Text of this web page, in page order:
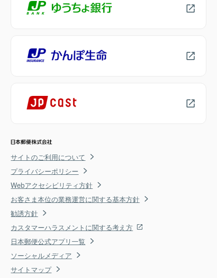
サイトのご利用について
プライバシーポリシー
Webアクセシビリティ方針
お客さま本位の業務運営に関する基本方針
勧誘方針
カスタマーハラスメントに関する考え方
日本郵便公式アプリ一覧
ソーシャルメディア
サイトマップ